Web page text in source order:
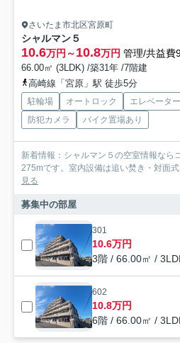
さいたま市北区宮原町
シャルマン５
10.6万円～10.8万円 管理/共益費
66.00㎡ (3LDK) /築31年 /7階建
高崎線「宮原」駅 徒歩5分
駐輪場 オートロック エレベーター
防犯カメラ
バイク置場あり
新着情報：シャルマン５の空室情報なら
275mです。室内設備は追い焚き・対面
見る
募集中の部屋
301
10.6万円
3階 / 66.00㎡ /
602
10.8万円
6階 / 66.00㎡ /